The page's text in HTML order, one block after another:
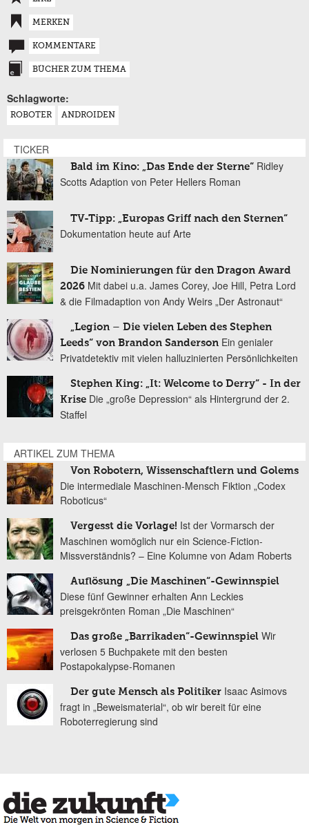
MERKEN
KOMMENTARE
BÜCHER ZUM THEMA
Schlagworte:
ROBOTER ANDROIDEN
TICKER
Bald im Kino: „Das Ende der Sterne“ Ridley
Scotts Adaption von Peter Hellers Roman
TV-Tipp: „Europas Griff nach den Sternen“
Dokumentation heute auf Arte
Die Nominierungen für den Dragon Award
2026 Mit dabei u.a. James Corey, Joe Hill, Petra Lord
& die Filmadaption von Andy Weirs „Der Astronaut“
„Legion – Die vielen Leben des Stephen
Leeds“ von Brandon Sanderson Ein genialer
Privatdetektiv mit vielen halluzinierten Persönlichkeiten
Stephen King: „It: Welcome to Derry“ - In der
Krise Die „große Depression“ als Hintergrund der 2.
Staffel
ARTIKEL ZUM THEMA
Von Robotern, Wissenschaftlern und Golems
Die intermediale Maschinen-Mensch Fiktion „Codex
Roboticus“
Vergesst die Vorlage! Ist der Vormarsch der
Maschinen womöglich nur ein Science-Fiction-
Missverständnis? – Eine Kolumne von Adam Roberts
Auflösung „Die Maschinen“-Gewinnspiel
Diese fünf Gewinner erhalten Ann Leckies
preisgekrönten Roman „Die Maschinen“
Das große „Barrikaden“-Gewinnspiel Wir
verlosen 5 Buchpakete mit den besten
Postapokalypse-Romanen
Der gute Mensch als Politiker Isaac Asimovs
fragt in „Beweismaterial“, ob wir bereit für eine
Roboterregierung sind